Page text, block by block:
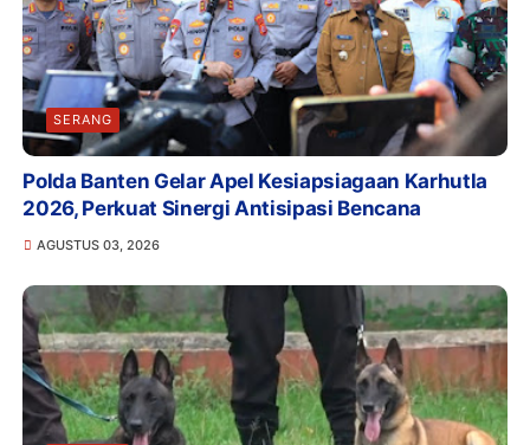
SERANG
Polda Banten Gelar Apel Kesiapsiagaan Karhutla
2026, Perkuat Sinergi Antisipasi Bencana
AGUSTUS 03, 2026